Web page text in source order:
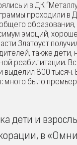
и в ДК
проходили в
образования,
эмоций,
Златоуст
также
реабилитации.
800
было
дети и
в